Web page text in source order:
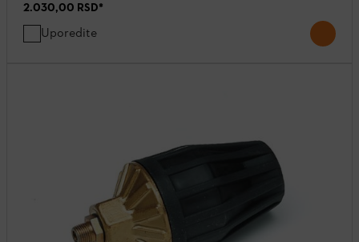
2.030,00 RSD*
Uporedite